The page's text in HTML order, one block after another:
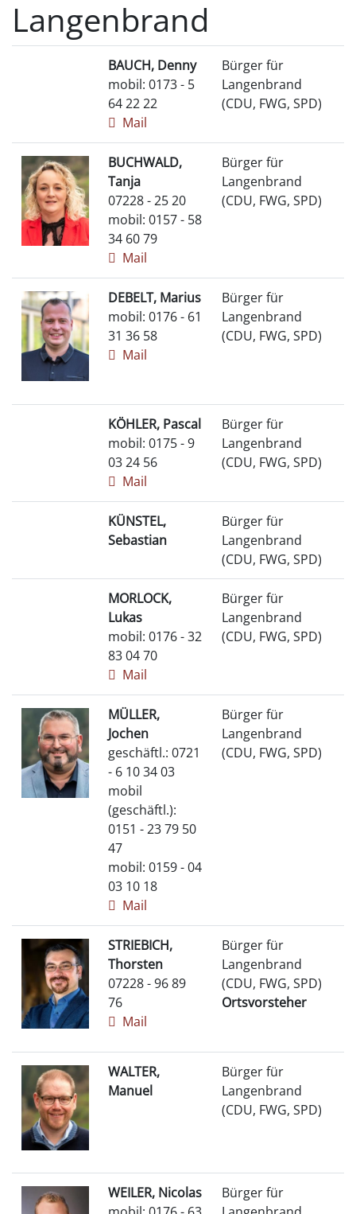
Langenbrand
BAUCH, Denny
mobil: 0173 - 5
64 22 22
Mail
Bürger für
Langenbrand
(CDU, FWG, SPD)
BUCHWALD,
Tanja
07228 - 25 20
mobil: 0157 - 58
34 60 79
Mail
Bürger für
Langenbrand
(CDU, FWG, SPD)
DEBELT, Marius
mobil: 0176 - 61
31 36 58
Mail
Bürger für
Langenbrand
(CDU, FWG, SPD)
KÖHLER, Pascal
mobil: 0175 - 9
03 24 56
Mail
Bürger für
Langenbrand
(CDU, FWG, SPD)
KÜNSTEL,
Sebastian
Bürger für
Langenbrand
(CDU, FWG, SPD)
MORLOCK,
Lukas
mobil: 0176 - 32
83 04 70
Mail
Bürger für
Langenbrand
(CDU, FWG, SPD)
MÜLLER,
Jochen
geschäftl.: 0721
- 6 10 34 03
mobil
(geschäftl.):
0151 - 23 79 50
47
mobil: 0159 - 04
03 10 18
Mail
Bürger für
Langenbrand
(CDU, FWG, SPD)
STRIEBICH,
Thorsten
07228 - 96 89
76
Mail
Bürger für
Langenbrand
(CDU, FWG, SPD)
Ortsvorsteher
WALTER,
Manuel
Bürger für
Langenbrand
(CDU, FWG, SPD)
WEILER, Nicolas
Bürger für